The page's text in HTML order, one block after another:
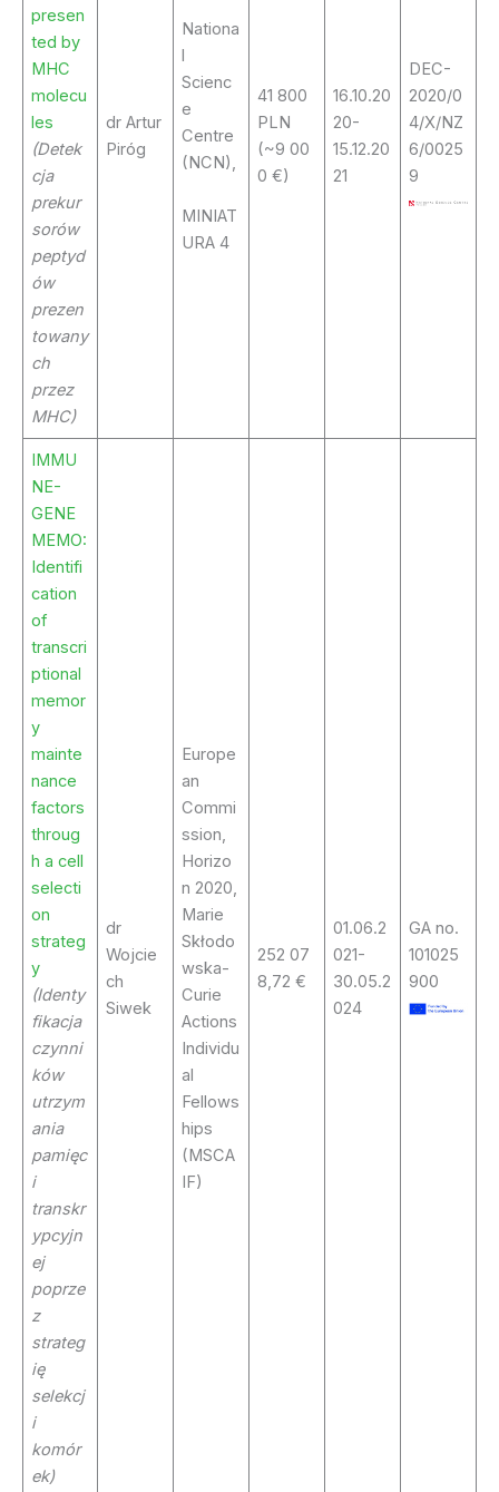
presen
ted by
MHC
molecu
les
(Detek
cja
prekur
sorów
peptyd
ów
prezen
towany
ch
przez
MHC)
dr Artur
Piróg
Nationa
l
Scienc
e
Centre
(NCN),
MINIAT
URA 4
41 800
PLN
(~9 00
0 €)
16.10.20
20-
15.12.20
21
DEC-
2020/0
4/X/NZ
6/0025
9
IMMU
NE-
GENE
MEMO:
Identifi
cation
of
transcri
ptional
memor
y
mainte
nance
factors
throug
h a cell
selecti
on
strateg
y
(Identy
fikacja
czynni
ków
utrzym
ania
pamięc
i
transkr
ypcyjn
ej
poprze
z
strateg
ię
selekcj
i
komór
ek)
dr
Wojcie
ch
Siwek
Europe
an
Commi
ssion,
Horizo
n 2020,
Marie
Skłodo
wska-
Curie
Actions
Individu
al
Fellows
hips
(MSCA
IF)
252 07
8,72 €
01.06.2
021-
30.05.2
024
GA no.
101025
900